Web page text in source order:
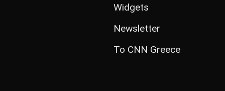
Widgets
Newsletter
Το CNN Greece